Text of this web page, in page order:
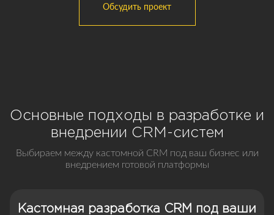
Обсудить проект
Основные подходы в разработке и
внедрении CRM-систем
Выбираем между кастомной CRM под ваш бизнес или
внедрением готовой платформы
Кастомная разработка CRM под ваши